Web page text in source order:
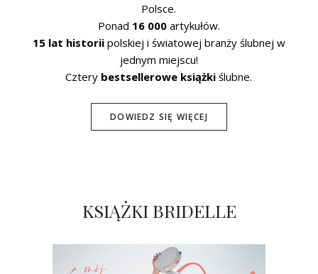
Polsce.
Ponad 16 000artykułów.
15 lat historiipolskiej i światowej branży ślubnej w
jednym miejscu!
Cztery bestsellerowe książki ślubne.
DOWIEDZ SIĘ WIĘCEJ
KSIĄŻKI BRIDELLE